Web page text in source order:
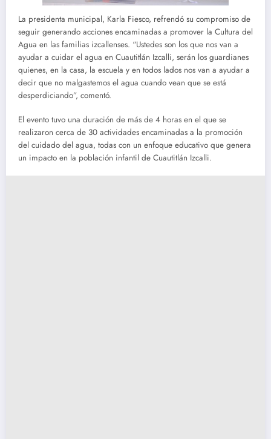
La presidenta municipal, Karla Fiesco, refrendó su compromiso de
seguir generando acciones encaminadas a promover la Cultura del
Agua en las familias izcallenses. “Ustedes son los que nos van a
ayudar a cuidar el agua en Cuautitlán Izcalli, serán los guardianes
quienes, en la casa, la escuela y en todos lados nos van a ayudar a
decir que no malgastemos el agua cuando vean que se está
desperdiciando”, comentó.
El evento tuvo una duración de más de 4 horas en el que se
realizaron cerca de 30 actividades encaminadas a la promoción
del cuidado del agua, todas con un enfoque educativo que genera
un impacto en la población infantil de Cuautitlán Izcalli.